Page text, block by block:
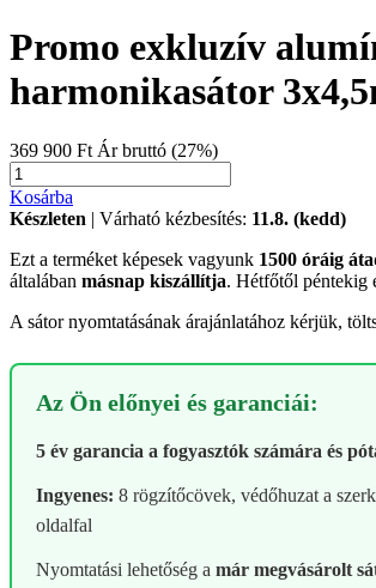
Promo exkluzív
harmonikasátor
369 900 Ft Ár bruttó (27%)
Kosárba
Készleten | Várható kézbesítés: 11.8. (kedd)
Ezt a terméket képesek vagyunk 1500 óráig
általában másnap kiszállítja. Hétfőtől péntekig
A sátor nyomtatásának árajánlatához kérjük,
Az Ön előnyei és garanciái:
5 év garancia a fogyasztók számára és
Ingyenes: 8 rögzítőcövek, védőhuzat a
oldalfal
Nyomtatási lehetőség a már megvásárolt